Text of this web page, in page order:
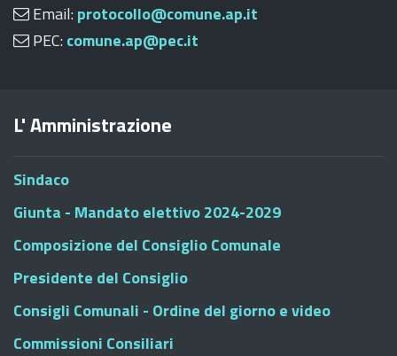
Email: protocollo@comune.ap.it
PEC: comune.ap@pec.it
L' Amministrazione
Sindaco
Giunta - Mandato elettivo 2024-2029
Composizione del Consiglio Comunale
Presidente del Consiglio
Consigli Comunali - Ordine del giorno e video
Commissioni Consiliari